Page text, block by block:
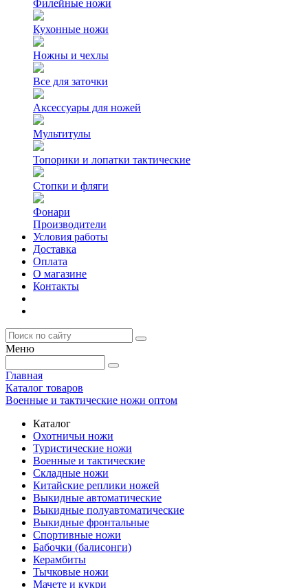
Филейные ножи
Кухонные ножи
Ножны и чехлы
Все для заточки
Аксессуары для ножей
Мультитулы
Топорики и лопатки тактические
Стопки и фляги
Фонари
Производители
Условия работы
Доставка
Оплата
О магазине
Контакты
Меню
Главная
Каталог товаров
Военные и тактические ножи оптом
Каталог
Охотничьи ножи
Туристические ножи
Военные и тактические
Складные ножи
Китайские реплики ножей
Выкидные автоматические
Выкидные полуавтоматические
Выкидные фронтальные
Спортивные ножи
Бабочки (балисонги)
Керамбиты
Тычковые ножи
Мачете и кукри